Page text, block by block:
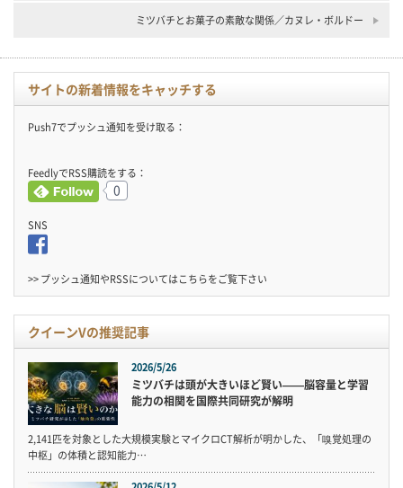
ミツバチとお菓子の素敵な関係／カヌレ・ボルドー
サイトの新着情報をキャッチする
Push7でプッシュ通知を受け取る：
FeedlyでRSS購読をする：
0
SNS
>> プッシュ通知やRSSについてはこちらをご覧下さい
クイーンVの推奨記事
2026/5/26
ミツバチは頭が大きいほど賢い——脳容量と学習
能力の相関を国際共同研究が解明
2,141匹を対象とした大規模実験とマイクロCT解析が明かした、「嗅覚処理の
中枢」の体積と認知能力…